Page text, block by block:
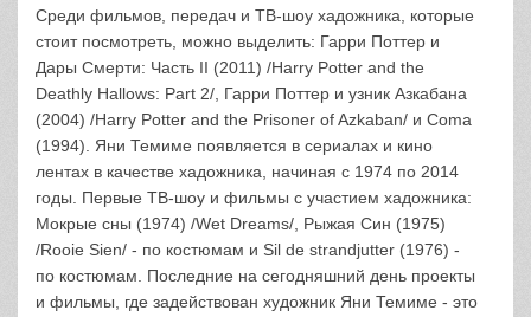
Среди фильмов, передач и ТВ-шоу хадожника, которые
стоит посмотреть, можно выделить: Гарри Поттер и
Дары Смерти: Часть II (2011) /Harry Potter and the
Deathly Hallows: Part 2/, Гарри Поттер и узник Азкабана
(2004) /Harry Potter and the Prisoner of Azkaban/ и Coma
(1994). Яни Темиме появляется в сериалах и кино
лентах в качестве хадожника, начиная с 1974 по 2014
годы. Первые ТВ-шоу и фильмы с участием хадожника:
Мокрые сны (1974) /Wet Dreams/, Рыжая Син (1975)
/Rooie Sien/ - по костюмам и Sil de strandjutter (1976) -
по костюмам. Последние на сегодняшний день проекты
и фильмы, где задействован художник Яни Темиме - это